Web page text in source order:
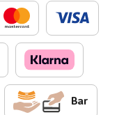
Bar